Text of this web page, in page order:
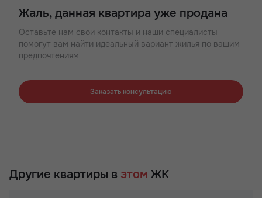
Жаль, данная квартира уже продана
Оставьте нам свои контакты и наши специалисты
помогут вам найти идеальный вариант жилья по вашим
предпочтениям
Заказать консультацию
Другие квартиры в этом ЖК